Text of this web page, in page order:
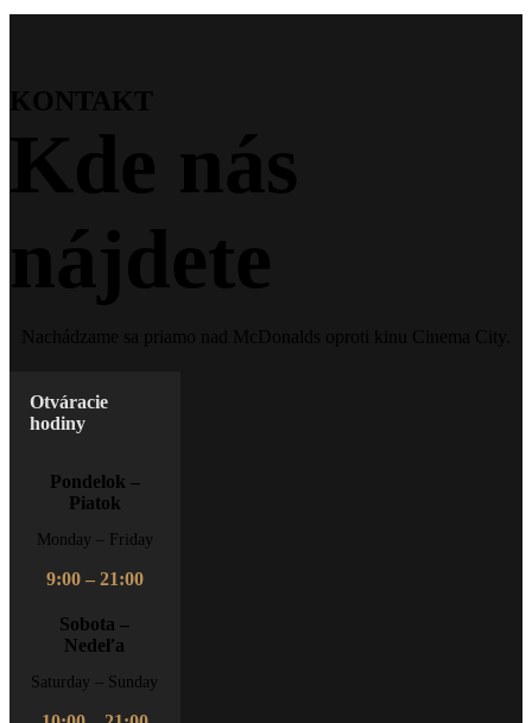
Otváracie
hodiny
Pondelok –
Piatok
Monday – Friday
9:00 – 21:00
Sobota –
Nedeľa
Saturday – Sunday